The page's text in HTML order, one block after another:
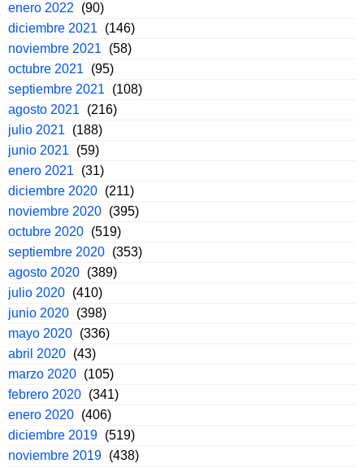
enero 2022
(90)
diciembre 2021
(146)
noviembre 2021
(58)
octubre 2021
(95)
septiembre 2021
(108)
agosto 2021
(216)
julio 2021
(188)
junio 2021
(59)
enero 2021
(31)
diciembre 2020 (211)
noviembre 2020 (395)
octubre 2020 (519)
septiembre 2020 (353)
agosto 2020 (389)
julio 2020 (410)
junio 2020 (398)
mayo 2020 (336)
abril 2020 (43)
marzo 2020 (105)
febrero 2020 (341)
enero 2020 (406)
diciembre 2019 (519)
noviembre 2019 (438)